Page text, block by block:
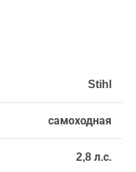
Stihl
самоходная
2,8 л.с.